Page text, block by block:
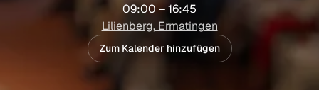
09:00 – 16:45
Lilienberg, Ermatingen
Zum Kalender hinzufügen